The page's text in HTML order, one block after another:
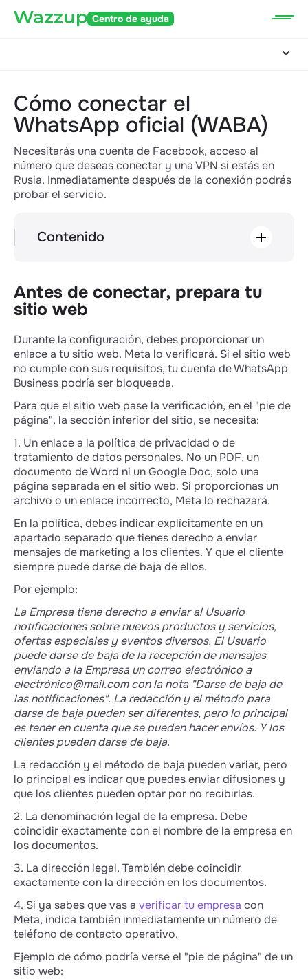
Centro de ayuda
Cómo conectar el
WhatsApp oficial (WABA)
Necesitarás una cuenta de Facebook, acceso al
número que deseas conectar y una VPN si estás en
Rusia. Inmediatamente después de la conexión podrás
probar el servicio.
Contenido
Empresarial de Meta
Paso 2: Selecciona o crea una nueva
Paso 3: Agrega y verifica el número de
WhatsApp
Qué hacer después de la conexión
Antes de conectar, prepara tu
sitio web
Durante la configuración, debes proporcionar un
enlace a tu sitio web. Meta lo verificará. Si el sitio web
no cumple con sus requisitos, tu cuenta de WhatsApp
Business podría ser bloqueada.
Para que el sitio web pase la verificación, en el "pie de
página", la sección inferior del sitio, se necesita:
1. Un enlace a la política de privacidad o de
tratamiento de datos personales. No un PDF, un
documento de Word ni un Google Doc, solo una
página separada en el sitio web. Si proporcionas un
archivo o un enlace incorrecto, Meta lo rechazará.
En la política, debes indicar explícitamente en un
apartado separado que tienes derecho a enviar
mensajes de marketing a los clientes. Y que el cliente
siempre puede darse de baja de ellos.
Por ejemplo:
La Empresa tiene derecho a enviar al Usuario
notificaciones sobre nuevos productos y servicios,
ofertas especiales y eventos diversos. El Usuario
puede darse de baja de la recepción de mensajes
enviando a la Empresa un correo electrónico a
electrónico@mail.comcon la nota "Darse de baja de
las notificaciones". La redacción y el método para
darse de baja pueden ser diferentes, pero lo principal
es tener en cuenta que se pueden hacer envíos. Y los
clientes pueden darse de baja.
La redacción y el método de baja pueden variar, pero
lo principal es indicar que puedes enviar difusiones y
que los clientes pueden optar por no recibirlas.
2. La denominación legal de la empresa. Debe
coincidir exactamente con el nombre de la empresa en
los documentos.
3. La dirección legal. También debe coincidir
exactamente con la dirección en los documentos.
4. Si ya sabes que vas a verificar tu empresa con
Meta, indica también inmediatamente un número de
teléfono de contacto operativo.
Ejemplo de cómo podría verse el "pie de página" de un
sitio web: